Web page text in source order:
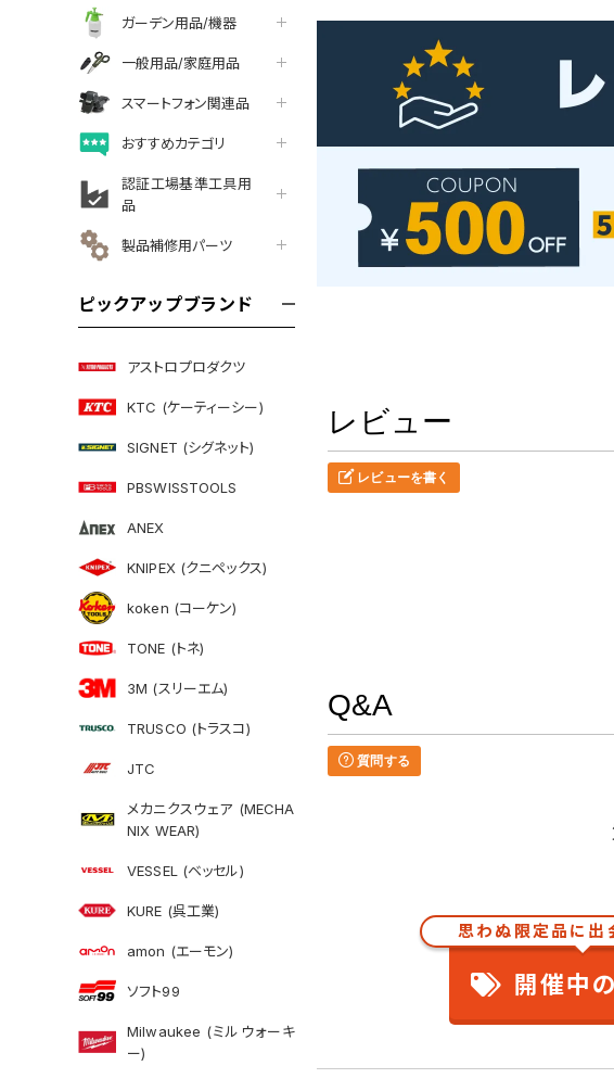
ガーデン用品/機器
一般用品/家庭用品
スマートフォン関連品
おすすめカテゴリ
認証工場基準工具用
品
製品補修用パーツ
ピックアップブランド
アストロプロダクツ
KTC (ケーティーシー)
SIGNET (シグネット)
PBSWISSTOOLS
ANEX
KNIPEX (クニペックス)
koken (コーケン)
TONE (トネ)
3M (スリーエム)
TRUSCO (トラスコ)
JTC
メカニクスウェア (MECHA
NIX WEAR)
VESSEL (ベッセル)
KURE (呉工業)
amon (エーモン)
ソフト99
Milwaukee (ミルウォーキ
ー)
レビュー
レビューを書く
Q&A
質問する
思わぬ限定品に出
開催中